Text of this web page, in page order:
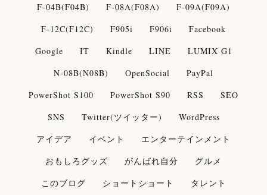
F-04B(F04B)
F-08A(F08A)
F-09A(F09A)
F-12C(F12C)
F905i F906i
Facebook
Google
IT Kindle LINE
LUMIX G1
N-08B(N08B)
OpenSocial
PayPal
PowerShot S100
PowerShot S90 RSS
SEO
SNS
Twitter(ツイッター)
WordPress
アイデア
イベント
エンターテインメント
おもしろグッズ
がんばれ自分
グルメ
このブログ
ショートショート
タレント